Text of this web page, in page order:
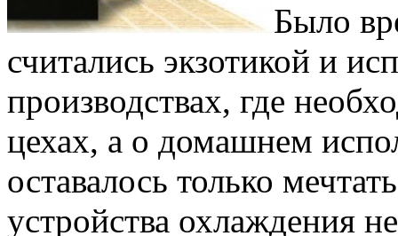
Было
считались экзотикой и
производствах, где
цехах, а о домашнем
оставалось только
устройства охлаждения